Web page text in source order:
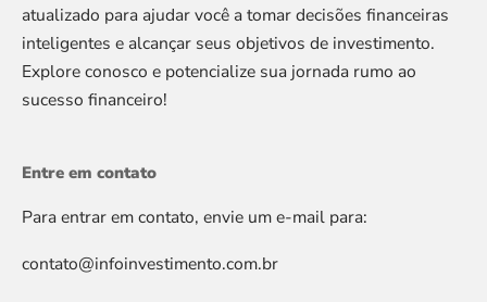
atualizado para ajudar você a tomar decisões financeiras
inteligentes e alcançar seus objetivos de investimento.
Explore conosco e potencialize sua jornada rumo ao
sucesso financeiro!
Entre em contato
Para entrar em contato, envie um e-mail para:
contato@infoinvestimento.com.br